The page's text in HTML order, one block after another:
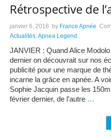
Rétrospective de
janvier 6, 2016 by France Apnée
Actualités,Apnea Legend
JANVIER : Quand Alice
dernier on découvrait sur nos
publicité pour une marque de
incarne la grâce en apnée. A
Sophie Jacquin passe les
février dernier, de l’autre …